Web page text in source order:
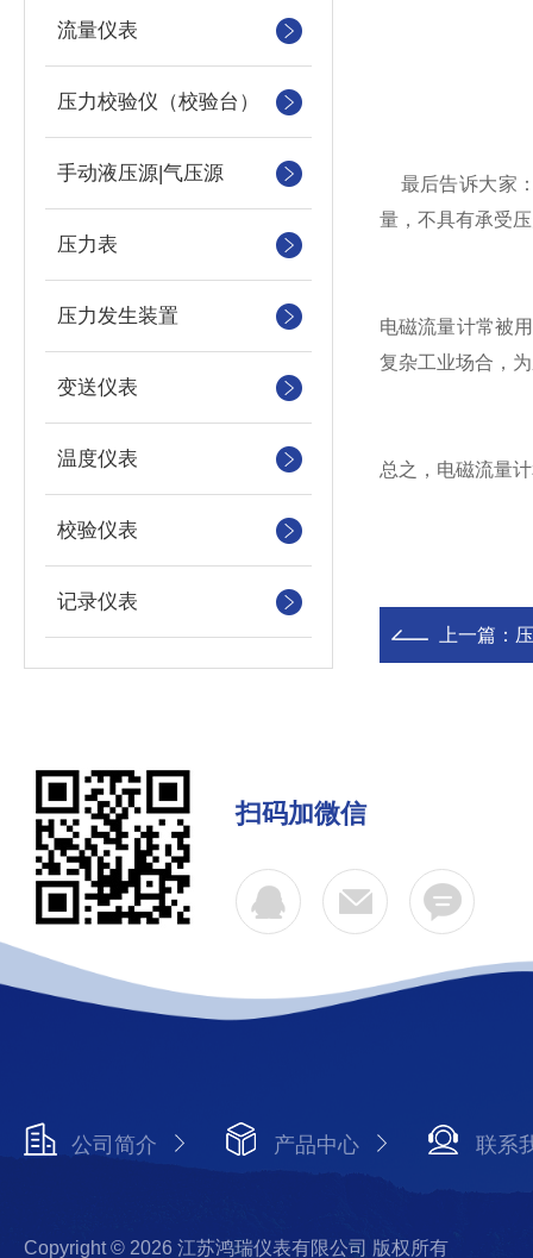
流量仪表
压力校验仪（校验台）
手动液压源|气压源
压力表
压力发生装置
变送仪表
温度仪表
校验仪表
记录仪表
最后告诉大家
量，不具有承受
电磁流量计常被
复杂工业场合，
总之，电磁流量
上一篇：
扫码加微信
公司简介 产品中心 联系
Copyright © 2026 江苏鸿瑞仪表有限公司 版权所有